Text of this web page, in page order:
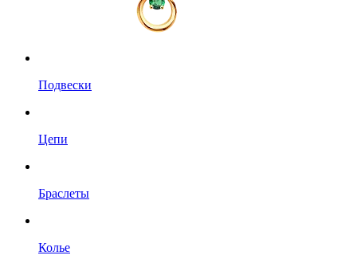
Подвески
Цепи
Браслеты
Колье